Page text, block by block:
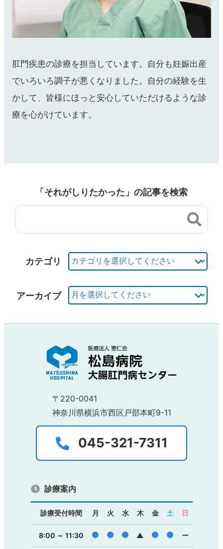
肛門疾患の診療を担当しています。自分も妊娠出産
でいろいろ調子が悪くなりました。自分の経験を生
かして、皆様にほっと安心していただけるような診
療を心がけています。
「それがしりたかった」の記事を検索
カテゴリ
アーカイブ
〒220-0041
神奈川県横浜市西区戸部本町9-11
045-321-7311
診療案内
診療受付時間 月 火 水 木 金 土 日
8:00 ～ 11:30 ▲ ー